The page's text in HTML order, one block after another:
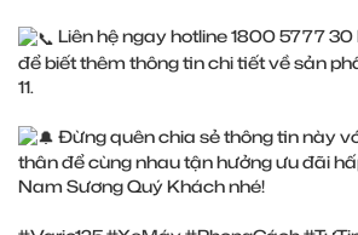
Liên hệ ngay hotline 1800 5777
để biết thêm thông tin chi tiết về sản
11.
Đừng quên chia sẻ thông tin này
thân để cùng nhau tận hưởng ưu đãi
Nam Sương Quý Khách nhé!